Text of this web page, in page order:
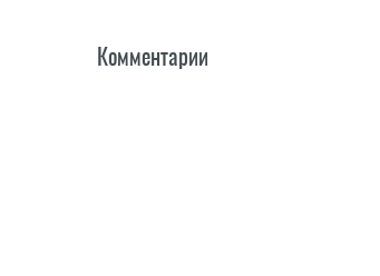
Комментарии